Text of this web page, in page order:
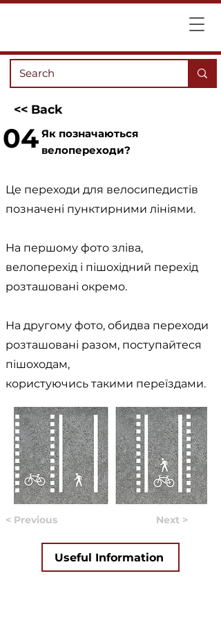
<< Back
04 Як позначаються
велопереходи?
Це переходи для велосипедистів
позначені пунктирними лініями.
На першому фото зліва,
велоперехід і пішохідний перехід
розташовані окремо.
На другому фото, обидва переходи
розташовані разом, поступайтеся
пішоходам,
користуючись такими переїздами.
< Previous Next >
Useful Information